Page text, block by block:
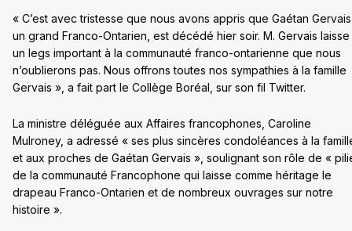
« C’est avec tristesse que nous avons appris que Gaétan
un grand Franco-Ontarien, est décédé hier soir. M. Gervais laisse
un legs important à la communauté franco-ontarienne que nous
n’oublierons pas. Nous offrons toutes nos sympathies à la famille
Gervais », a fait part le Collège Boréal, sur son fil Twitter.
La ministre déléguée aux Affaires francophones, Caroline
Mulroney, a adressé « ses plus sincères condoléances à la
et aux proches de Gaétan Gervais », soulignant son rôle de «
de la communauté Francophone qui laisse comme héritage le
drapeau Franco-Ontarien et de nombreux ouvrages sur notre
histoire ».